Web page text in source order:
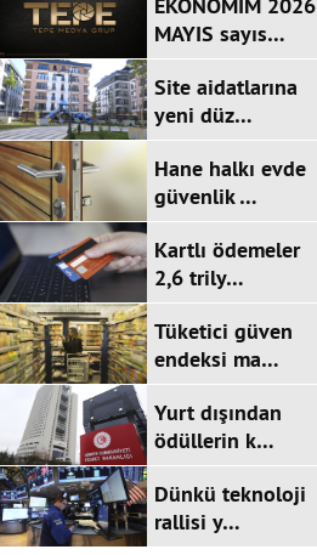
MAYIS sayıs…
Site aidatlarına
yeni düz…
Hane halkı evde
güvenlik …
Kartlı ödemeler
2,6 trily…
Tüketici güven
endeksi ma…
Yurt dışından
ödüllerin k…
Dünkü teknoloji
rallisi y…